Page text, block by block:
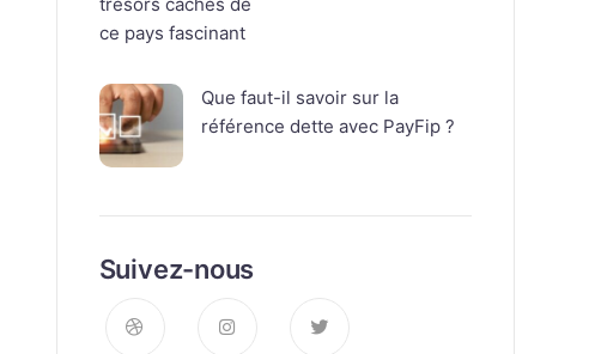
Que faut-il savoir sur la
référence dette avec PayFip ?
Suivez-nous